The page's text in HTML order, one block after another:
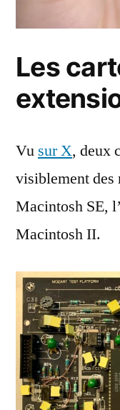
Les
Vu sur X, deux
visiblement des
Macintosh SE,
Macintosh II.